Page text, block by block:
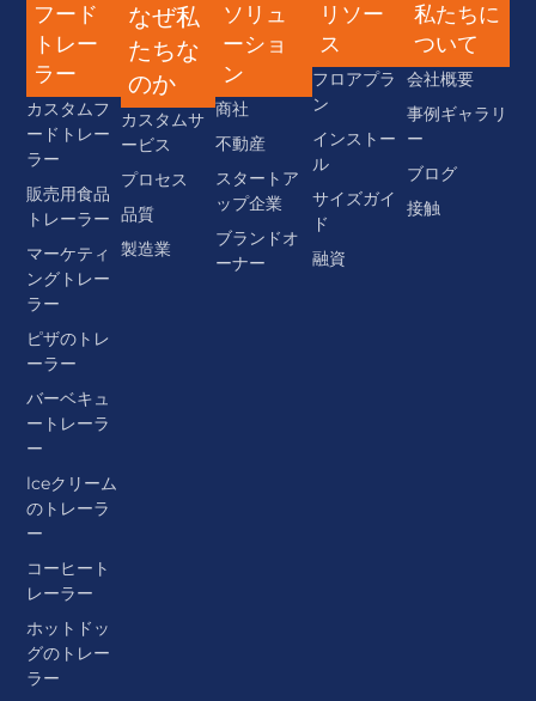
フード
トレー
ラー
カスタムフ
ードトレー
ラー
販売用食品
トレーラー
マーケティ
ングトレー
ラー
ピザのトレ
ーラー
バーベキュ
ートレーラ
ー
lceクリーム
のトレーラ
ー
コーヒート
レーラー
ホットドッ
グのトレー
ラー
なぜ私
たちな
のか
カスタムサ
ービス
プロセス
品質
製造業
ソリュ
ーショ
ン
商社
不動産
スタートア
ップ企業
ブランドオ
ーナー
リソー
ス
フロアプラ
ン
インストー
ル
サイズガイ
ド
融資
私たちに
ついて
会社概要
事例ギャラリ
ー
ブログ
接触